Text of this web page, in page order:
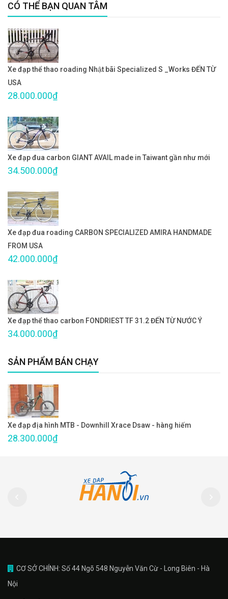
CÓ THỂ BẠN QUAN TÂM
Xe đạp thể thao roading Nhật bãi Specialized S _Works ĐẾN TỪ
USA
28.000.000₫
Xe đạp đua carbon GIANT AVAIL made in Taiwant gần như mới
34.500.000₫
Xe đạp đua roading CARBON SPECIALIZED AMIRA HANDMADE
FROM USA
42.000.000₫
Xe đạp thể thao carbon FONDRIEST TF 31.2 ĐẾN TỪ NƯỚC Ý
34.000.000₫
SẢN PHẨM BÁN CHẠY
Xe đạp địa hình MTB - Downhill Xrace Dsaw - hàng hiếm
28.300.000₫
CƠ SỞ CHÍNH: Số 44 Ngõ 548 Nguyễn Văn Cừ - Long Biên - Hà
Nội